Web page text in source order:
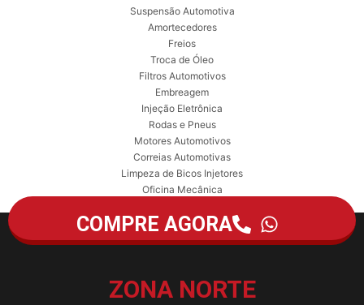
Suspensão Automotiva
Amortecedores
Freios
Troca de Óleo
Filtros Automotivos
Embreagem
Injeção Eletrônica
Rodas e Pneus
Motores Automotivos
Correias Automotivas
Limpeza de Bicos Injetores
Oficina Mecânica
COMPRE AGORA
ZONA NORTE